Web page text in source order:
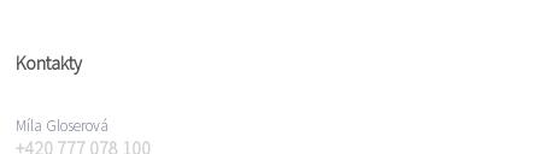
Kontakty
Míla Gloserová
+420 777 078 100